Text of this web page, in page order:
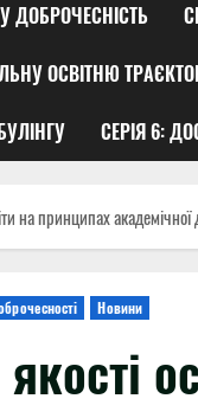
ДОБРОЧЕСНІСТЬ
ОСВІТНЮ
СЕРІЯ 6:
на принципах академічної
Новини